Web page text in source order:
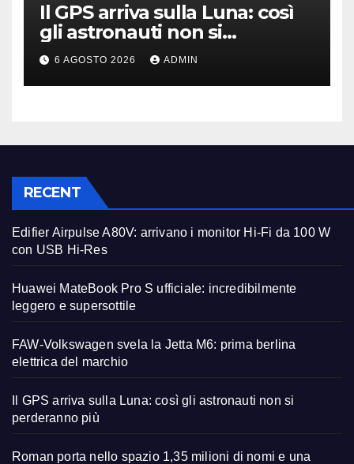
Il GPS arriva sulla Luna: così
gli astronauti non si
perderanno più
6 AGOSTO 2026 ADMIN
RECENT
Edifier Airpulse A80V: arrivano i monitor Hi-Fi da 100 W
con USB Hi-Res
Huawei MateBook Pro S ufficiale: incredibilmente
leggero e supersottile
FAW-Volkswagen svela la Jetta M6: prima berlina
elettrica del marchio
Il GPS arriva sulla Luna: così gli astronauti non si
perderanno più
Roman porta nello spazio 1,35 milioni di nomi e una